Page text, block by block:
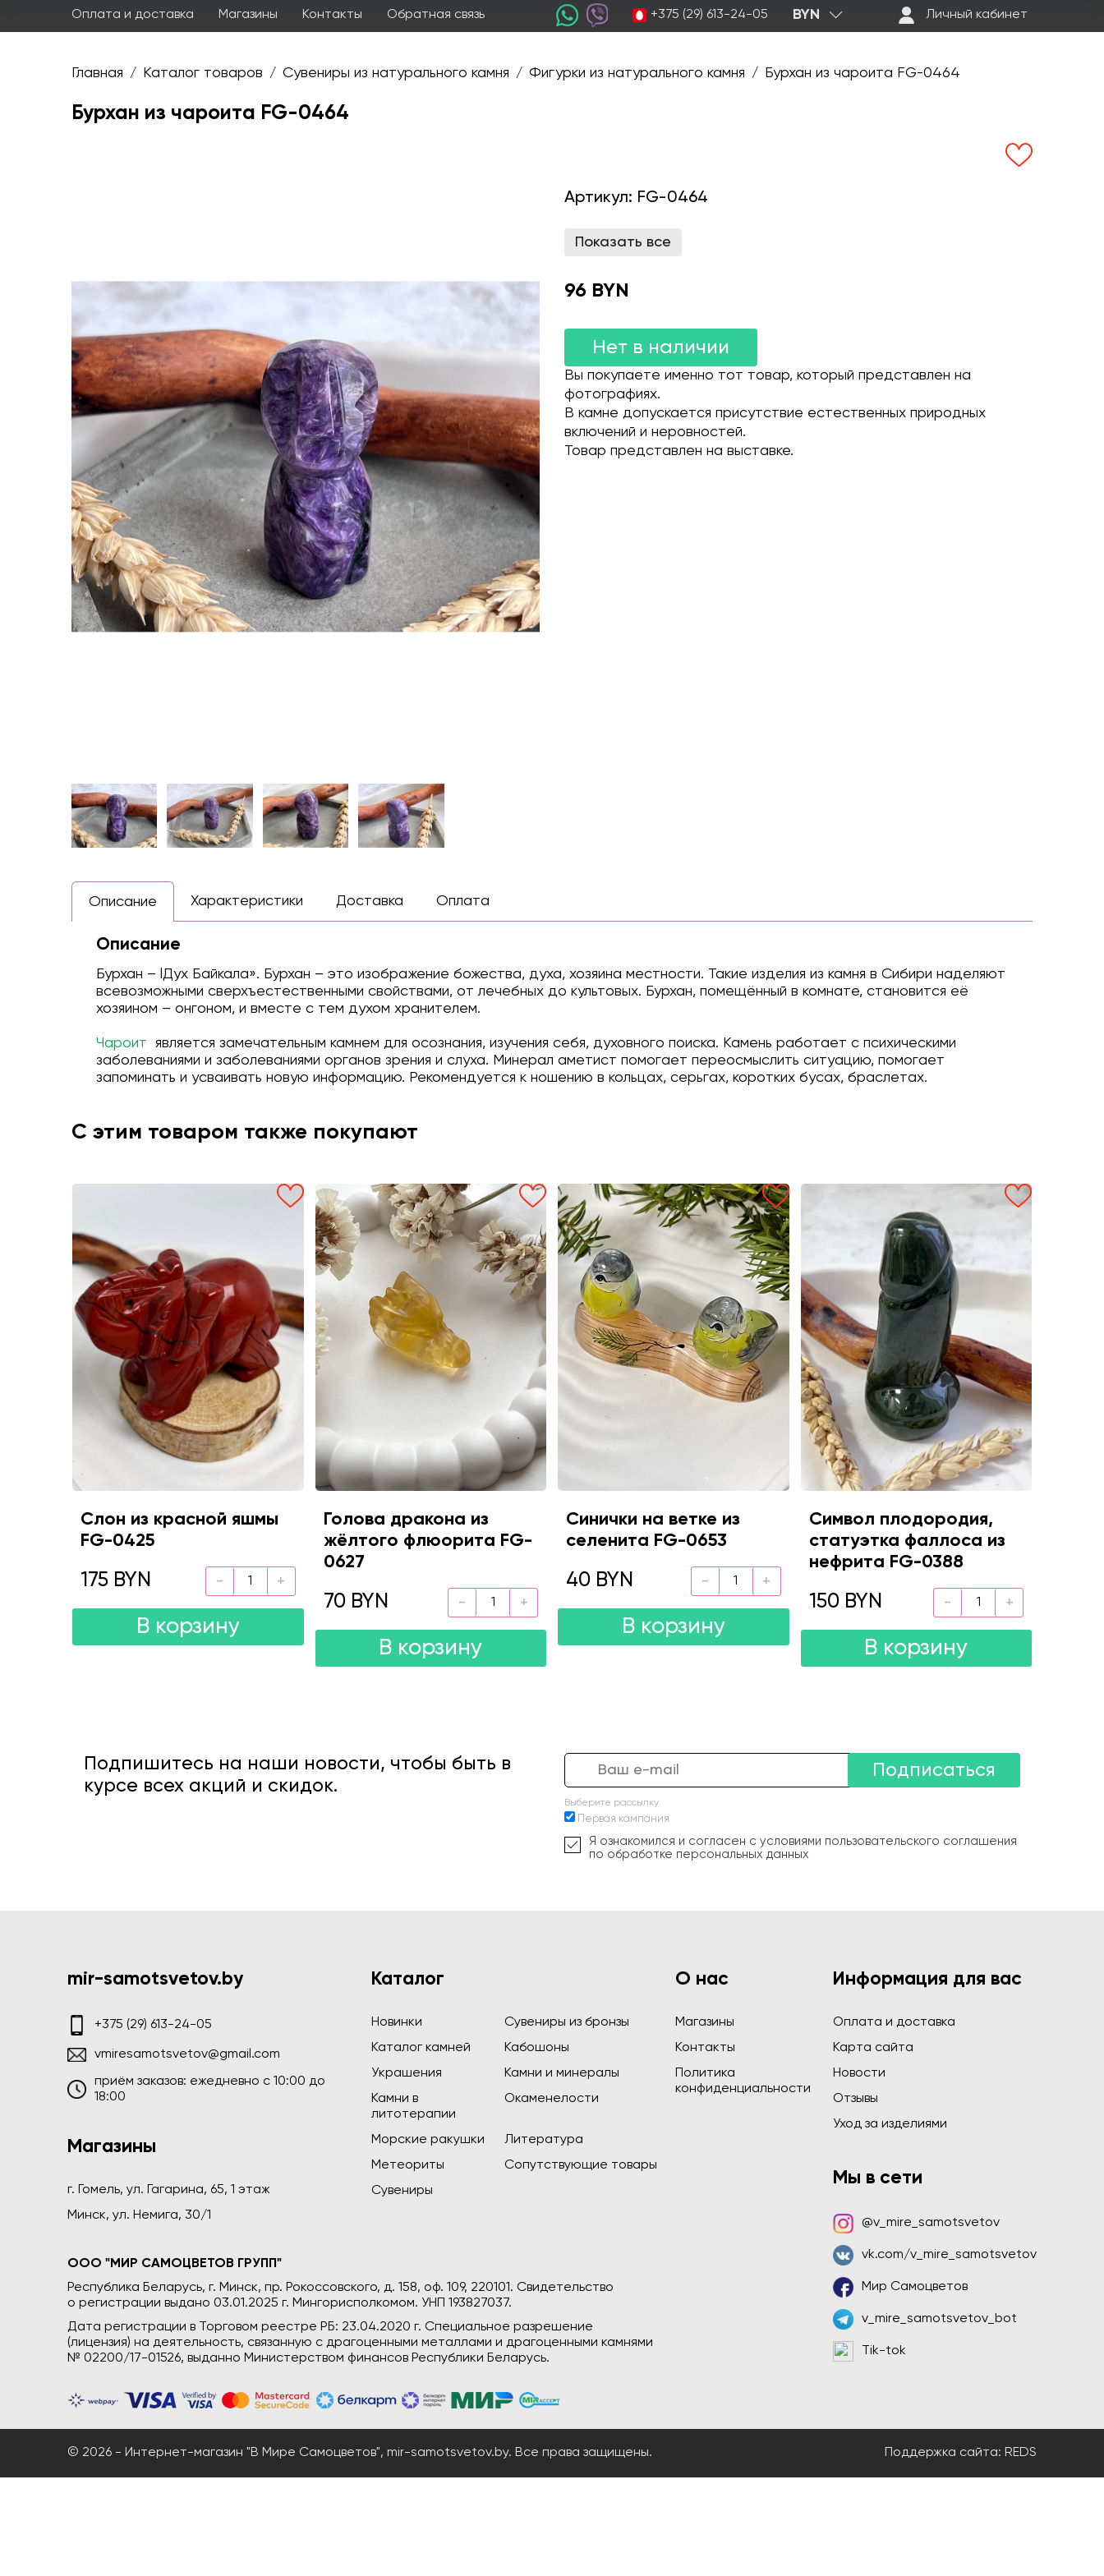
Оплата и доставка Магазины Контакты Обратная связь +375 (29) 613-24-05 BYN Личный кабинет
Главная / Каталог товаров / Сувениры из натурального камня / Фигурки из натурального камня / Бурхан из чароита FG-0464
Бурхан из чароита FG-0464
Артикул: FG-0464
Показать все
96 BYN
Нет в наличии
Вы покупаете именно тот товар, который представлен на
фотографиях.
В камне допускается присутствие естественных природных
включений и неровностей.
Товар представлен на выставке.
Описание Характеристики Доставка Оплата
Описание
Бурхан – lДух Байкала». Бурхан – это изображение божества, духа, хозяина местности. Такие изделия из камня в Сибири наделяют
всевозможными сверхъестественными свойствами, от лечебных до культовых. Бурхан, помещённый в комнате, становится её
хозяином – онгоном, и вместе с тем духом хранителем.
Чароит является замечательным камнем для осознания, изучения себя, духовного поиска. Камень работает с психическими
заболеваниями и заболеваниями органов зрения и слуха. Минерал аметист помогает переосмыслить ситуацию, помогает
запоминать и усваивать новую информацию. Рекомендуется к ношению в кольцах, серьгах, коротких бусах, браслетах.
С этим товаром также покупают
Слон из красной яшмы
FG-0425
175 BYN
В корзину
Голова дракона из
жёлтого флюорита FG-
0627
70 BYN
В корзину
Синички на ветке из
селенита FG-0653
40 BYN
В корзину
Символ плодородия,
статуэтка фаллоса из
нефрита FG-0388
150 BYN
В корзину
Подпишитесь на наши новости, чтобы быть в
курсе всех акций и скидок.
Подписаться
Выберите рассылку
Первая кампания
Я ознакомился и согласен с условиями пользовательского соглашения
по обработке персональных данных
mir-samotsvetov.by
+375 (29) 613-24-05
vmiresamotsvetov@gmail.com
приём заказов: ежедневно c 10:00 до
18:00
Магазины
г. Гомель, ул. Гагарина, 65, 1 этаж
Минск, ул. Немига, 30/1
Каталог
Новинки
Сувениры из бронзы
Каталог камней
Кабошоны
Украшения
Камни и минералы
Камни в
литотерапии
Окаменелости
Морские ракушки
Литература
Метеориты
Сопутствующие товары
Сувениры
ООО "МИР САМОЦВЕТОВ ГРУПП"
Республика Беларусь, г. Минск, пр. Рокоссовского, д. 158, оф. 109, 220101. Свидетельство
о регистрации выдано 03.01.2025 г. Мингорисполкомом. УНП 193827037.
Дата регистрации в Торговом реестре РБ: 23.04.2020 г. Специальное разрешение
(лицензия) на деятельность, связанную с драгоценными металлами и драгоценными камнями
№ 02200/17-01526, выданно Министерством финансов Республики Беларусь.
О нас
Магазины
Контакты
Политика
конфиденциальности
Информация для вас
Оплата и доставка
Карта сайта
Новости
Отзывы
Уход за изделиями
Мы в сети
@v_mire_samotsvetov
vk.com/v_mire_samotsvetov
Мир Самоцветов
v_mire_samotsvetov_bot
Tik-tok
© 2026 - Интернет-магазин "В Мире Самоцветов", mir-samotsvetov.by. Все права защищены. Поддержка сайта: REDS